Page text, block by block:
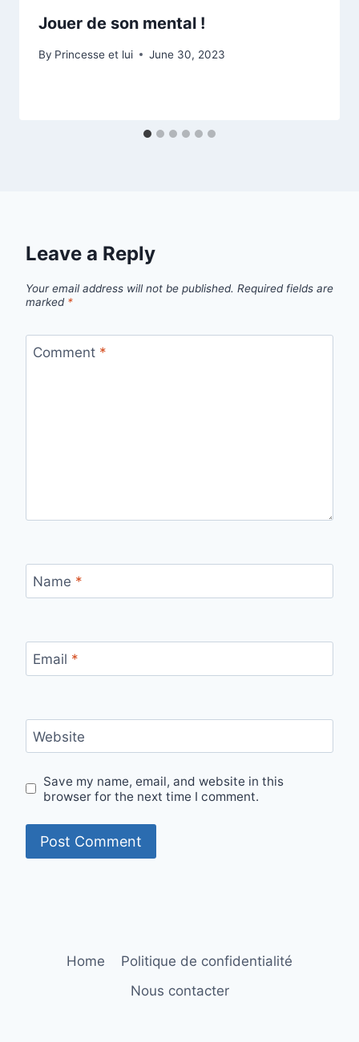
Jouer de son mental !
By Princesse et lui June 30, 2023
Leave a Reply
Your email address will not be published. Required fields are
marked *
Comment *
Name *
Email *
Website
Save my name, email, and website in this
browser for the next time I comment.
Home
Politique de confidentialité
Nous contacter